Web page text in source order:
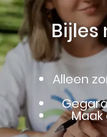
Bijles
Alleen